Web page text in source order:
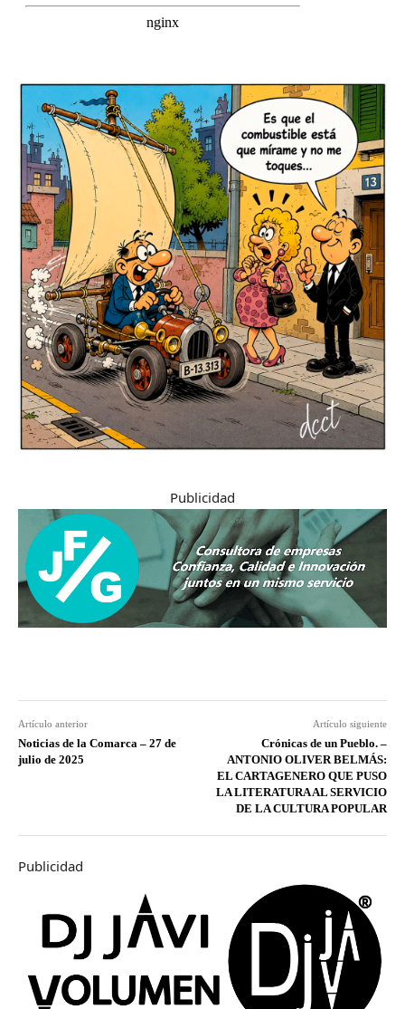
Publicidad
Artículo anterior
Noticias de la Comarca – 27 de
julio de 2025
Artículo siguiente
Crónicas de un Pueblo. –
ANTONIO OLIVER BELMÁS:
EL CARTAGENERO QUE PUSO
LA LITERATURA AL SERVICIO
DE LA CULTURA POPULAR
Publicidad